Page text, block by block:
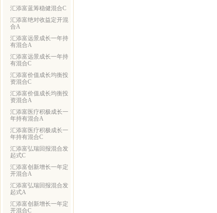
汇添富蓝筹稳健混合C
汇添富绝对收益定开混
合A
汇添富远景成长一年持
有混合A
汇添富远景成长一年持
有混合C
汇添富价值成长均衡投
资混合C
汇添富价值成长均衡投
资混合A
汇添富医疗积极成长一
年持有混合A
汇添富医疗积极成长一
年持有混合C
汇添富弘瑞回报混合发
起式C
汇添富创新增长一年定
开混合A
汇添富弘瑞回报混合发
起式A
汇添富创新增长一年定
开混合C